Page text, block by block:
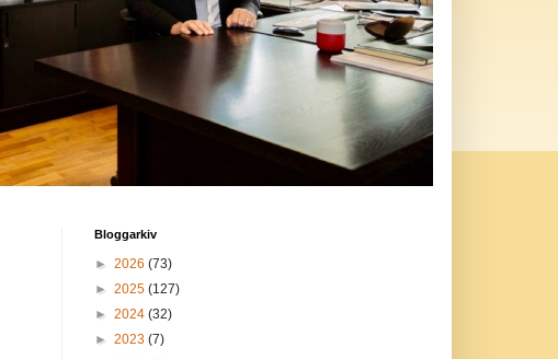
Bloggarkiv
► 2026 (73)
► 2025 (127)
► 2024 (32)
► 2023 (7)